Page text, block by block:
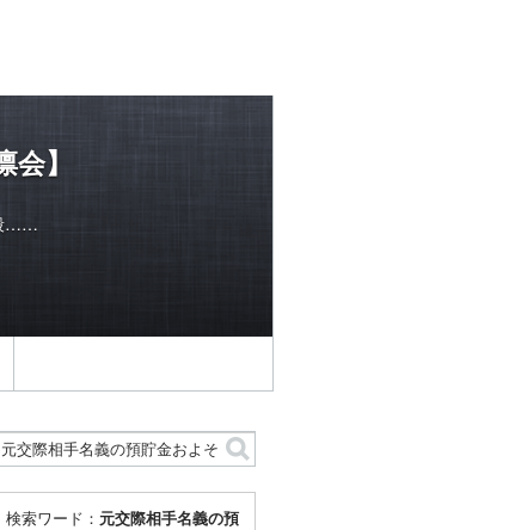
】
……
検索ワード： 元交際相手名義の預